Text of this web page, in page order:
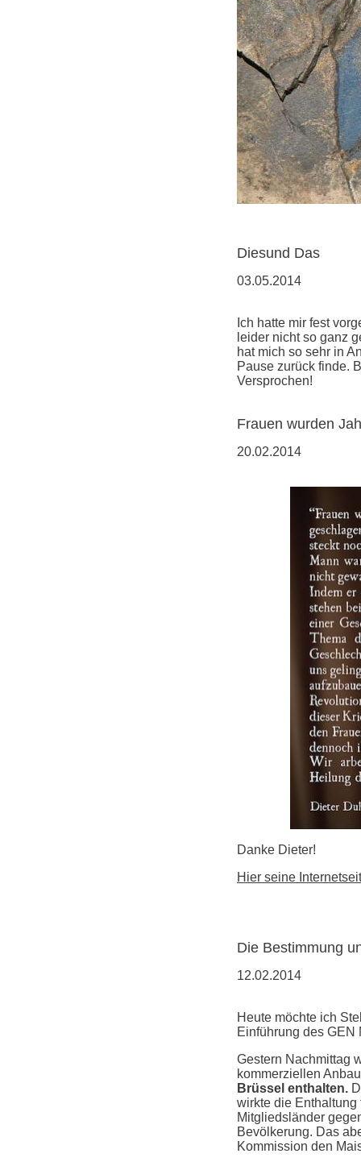
Diesund Das
03.05.2014
Ich hatte mir fest
leider nicht so ganz
hat mich so sehr in
Pause zurück finde.
Versprochen!
Frauen wurden
20.02.2014
Danke Dieter!
Hier seine
Die Bestimmung
12.02.2014
Heute möchte ich
Einführung des GEN
Gestern Nachmittag
kommerziellen
Brüssel enthalten.
wirkte die Enthaltung
Mitgliedsländer
Bevölkerung. Das
Kommission den